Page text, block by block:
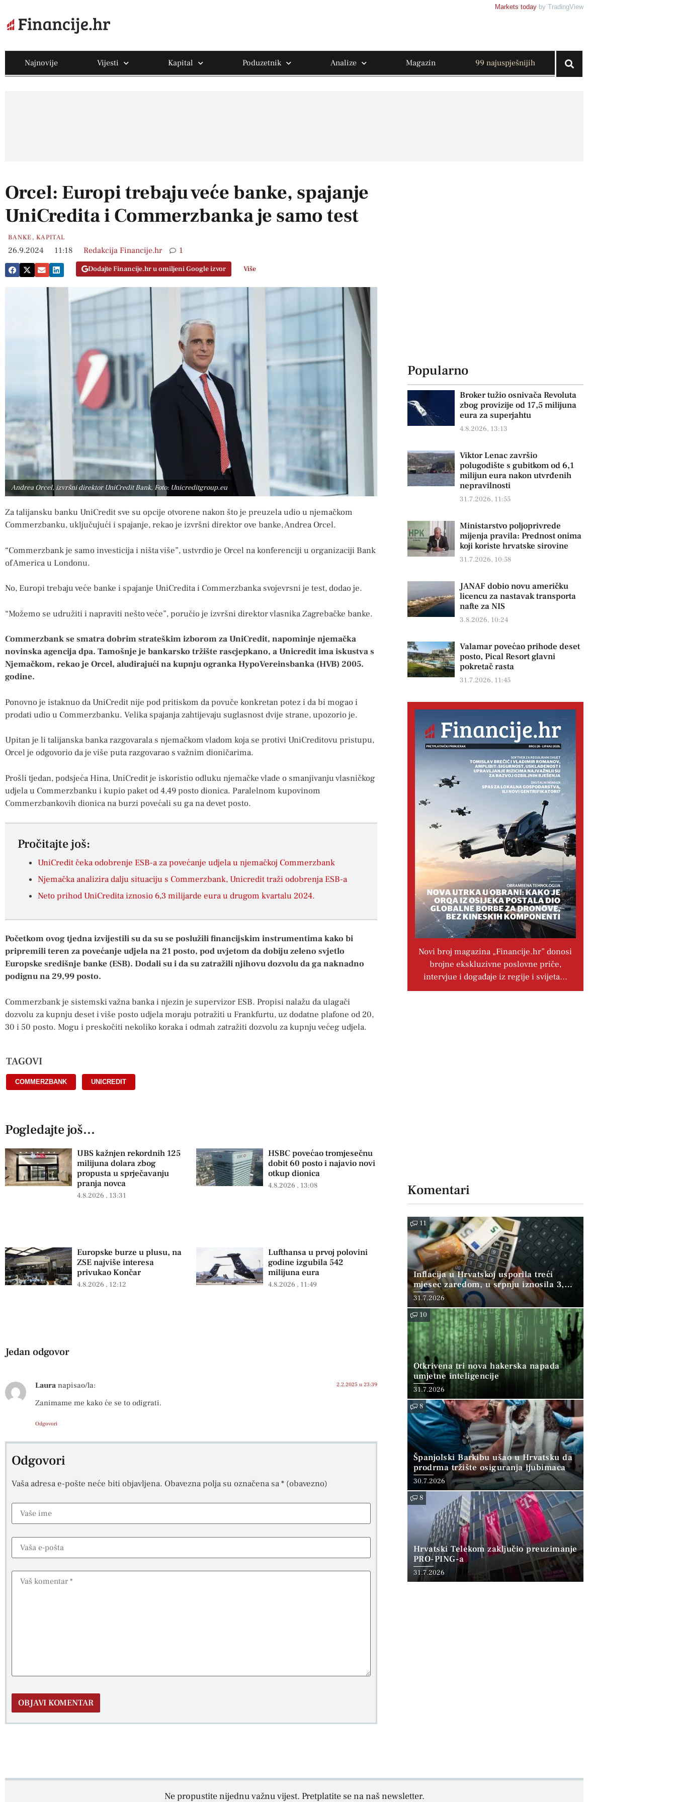
Markets today by TradingView
Najnovije Vijesti Kapital Poduzetnik Analize Magazin 99 najuspješnijih
Orcel: Europi trebaju veće banke, spajanje
UniCredita i Commerzbanka je samo test
BANKE ,KAPITAL
26.9.2024 11:18 Redakcija Financije.hr 1
Dodajte Financije.hr u omiljeni Google izvor Više
Andrea Orcel, izvršni direktor UniCredit Bank, Foto: Unicreditgroup.eu
Za talijansku banku UniCredit sve su opcije otvorene nakon što je preuzela udio u njemačkom
Commerzbanku, uključujući i spajanje, rekao je izvršni direktor ove banke, Andrea Orcel.
“Commerzbank je samo investicija i ništa više”, ustvrdio je Orcel na konferenciji u organizaciji Bank
of America u Londonu.
No, Europi trebaju veće banke i spajanje UniCredita i Commerzbanka svojevrsni je test, dodao je.
“Možemo se udružiti i napraviti nešto veće”, poručio je izvršni direktor vlasnika Zagrebačke banke.
Commerzbank se smatra dobrim strateškim izborom za UniCredit, napominje njemačka
novinska agencija dpa. Tamošnje je bankarsko tržište rascjepkano, a Unicredit ima iskustva s
Njemačkom, rekao je Orcel, aludirajući na kupnju ogranka HypoVereinsbanka (HVB) 2005.
godine.
Ponovno je istaknuo da UniCredit nije pod pritiskom da povuče konkretan potez i da bi mogao i
prodati udio u Commerzbanku. Velika spajanja zahtijevaju suglasnost dvije strane, upozorio je.
Upitan je li talijanska banka razgovarala s njemačkom vladom koja se protivi UniCreditovu pristupu,
Orcel je odgovorio da je više puta razgovarao s važnim dioničarima.
Prošli tjedan, podsjeća Hina, UniCredit je iskoristio odluku njemačke vlade o smanjivanju vlasničkog
udjela u Commerzbanku i kupio paket od 4,49 posto dionica. Paralelnom kupovinom
Commerzbankovih dionica na burzi povećali su ga na devet posto.
Pročitajte još:
UniCredit čeka odobrenje ESB-a za povećanje udjela u njemačkoj Commerzbank
Njemačka analizira dalju situaciju s Commerzbank, Unicredit traži odobrenja ESB-a
Neto prihod UniCredita iznosio 6,3 milijarde eura u drugom kvartalu 2024.
Početkom ovog tjedna izvijestili su da su se poslužili financijskim instrumentima kako bi
pripremili teren za povećanje udjela na 21 posto, pod uvjetom da dobiju zeleno svjetlo
Europske središnje banke (ESB). Dodali su i da su zatražili njihovu dozvolu da ga naknadno
podignu na 29,99 posto.
Commerzbank je sistemski važna banka i njezin je supervizor ESB. Propisi nalažu da ulagači
dozvolu za kupnju deset i više posto udjela moraju potražiti u Frankfurtu, uz dodatne plafone od 20,
30 i 50 posto. Mogu i preskočiti nekoliko koraka i odmah zatražiti dozvolu za kupnju većeg udjela.
TAGOVI
COMMERZBANK UNICREDIT
Pogledajte još...
UBS kažnjen rekordnih 125
milijuna dolara zbog
propusta u sprječavanju
pranja novca
4.8.2026 13:31
HSBC povećao tromjesečnu
dobit 60 posto i najavio novi
otkup dionica
4.8.2026 13:08
Europske burze u plusu, na
ZSE najviše interesa
privukao Končar
4.8.2026 12:12
Lufthansa u prvoj polovini
godine izgubila 542
milijuna eura
4.8.2026 11:49
Jedan odgovor
Laura napisao/la: 2.2.2025 u 23:39
Zanimame me kako će se to odigrati.
Odgovori
Odgovori
Vaša adresa e-pošte neće biti objavljena. Obavezna polja su označena sa* (obavezno)
Popularno
Broker tužio osnivača Revoluta
zbog provizije od 17,5 milijuna
eura za superjahtu
4.8.2026, 13:13
Viktor Lenac završio
polugodište s gubitkom od 6,1
milijun eura nakon utvrđenih
nepravilnosti
31.7.2026, 11:55
Ministarstvo poljoprivrede
mijenja pravila: Prednost onima
koji koriste hrvatske sirovine
31.7.2026, 10:58
JANAF dobio novu američku
licencu za nastavak transporta
nafte za NIS
3.8.2026, 10:24
Valamar povećao prihode deset
posto, Pical Resort glavni
pokretač rasta
31.7.2026, 11:45
Novi broj magazina „Financije.hr” donosi
brojne ekskluzivne poslovne priče,
intervjue i događaje iz regije i svijeta…
Komentari
11
Inflacija u Hrvatskoj usporila treći
mjesec zaredom, u srpnju iznosila 3,9
posto
31.7.2026
10
Otkrivena tri nova hakerska napada
umjetne inteligencije
31.7.2026
8
Španjolski Barkibu ušao u Hrvatsku da
prodrma tržište osiguranja ljubimaca
30.7.2026
8
Hrvatski Telekom zaključio preuzimanje
PRO-PING-a
31.7.2026
Ne propustite nijednu važnu vijest. Pretplatite se na naš newsletter.